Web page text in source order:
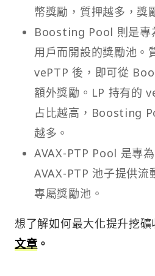
幣獎勵，質押越多，獎
Boosting Pool 則是專
用戶而開設的獎勵池。
vePTP 後，即可從
額外獎勵。LP 持有的
占比越高，Boosting
越多。
AVAX-PTP Pool 是專
AVAX-PTP 池子提供流
專屬獎勵池。
想了解如何最大化提升挖
文章 。